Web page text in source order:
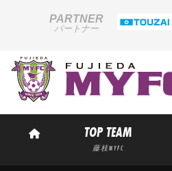
PARTNER
パートナー
TOP TEAM
藤枝MYFC